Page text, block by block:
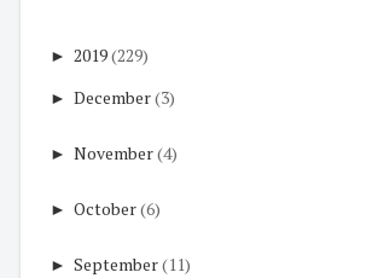
► 2019(229)
► December(3)
► November(4)
► October(6)
► September(11)